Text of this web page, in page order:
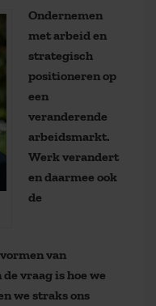
Ondernemen
met arbeid en
strategisch
positioneren op
een
veranderende
arbeidsmarkt.
Werk verandert
en daarmee ook
de
van
vraag is hoe we
we straks ons